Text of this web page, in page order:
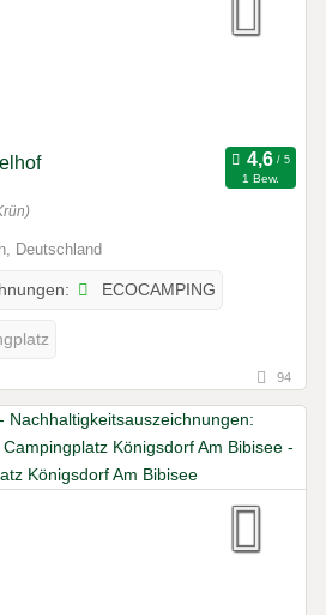
1 Bew.
Deutschland
ECOCAMPING
94